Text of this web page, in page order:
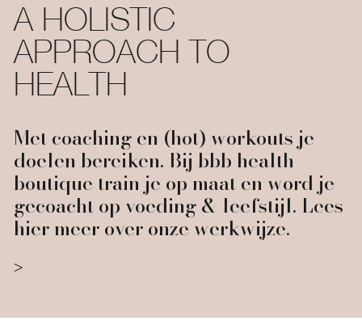
A HOLISTIC
APPROACH TO
HEALTH
Met coaching en (hot) workouts je
doelen bereiken. Bij bbb health
boutique train je op maat en word je
gecoacht op voeding & leefstijl. Lees
hier meer over onze werkwijze.